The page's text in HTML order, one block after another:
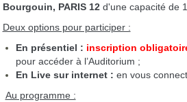
Bourgouin, PARIS 12d'une capacité de
Deux options pour participer :
En présentiel : inscription
pour accéder à l’Auditorium ;
En Live sur internet : en vous
Au programme :